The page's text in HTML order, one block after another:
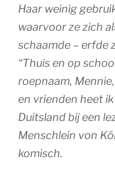
Haar weinig
waarvoor ze zich
schaamde – erfde
“Thuis en op
roepnaam,
en vrienden heet
Duitsland bij een
Menschlein von
komisch.